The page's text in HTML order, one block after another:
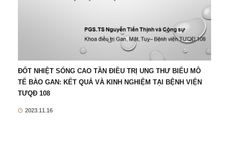
ĐỐT NHIỆT SÓNG CAO TẦN ĐIỀU TRỊ UNG THƯ BIỂU MÔ
TẾ BÀO GAN: KẾT QUẢ VÀ KINH NGHIỆM TẠI BỆNH VIỆN
TƯQĐ 108
2023.11.16